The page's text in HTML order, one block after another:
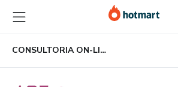
para
o
conteúdo
principal
para
o
pagamento
para
o
rodapé
CONSULTORIA ON-LINE PLANO MENSAL